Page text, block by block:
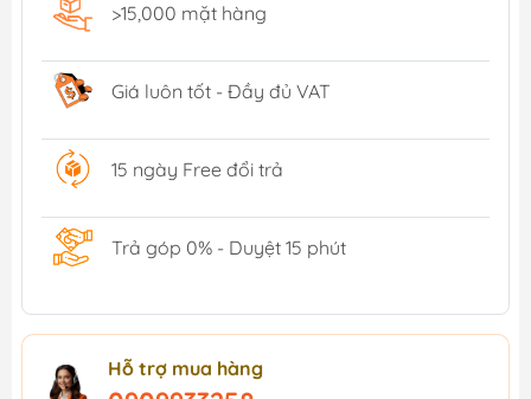
>15,000 mặt hàng
Giá luôn tốt - Đầy đủ VAT
15 ngày Free đổi trả
Trả góp 0% - Duyệt 15 phút
Hỗ trợ mua hàng